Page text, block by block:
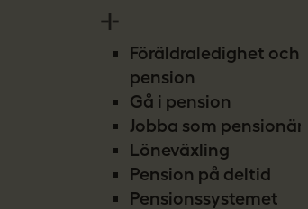
Föräldraledighet och
pension
Gå i pension
Jobba som pensionär
Löneväxling
Pension på deltid
Pensionssystemet